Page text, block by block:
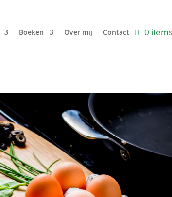
Boeken Over mij Contact 0 items